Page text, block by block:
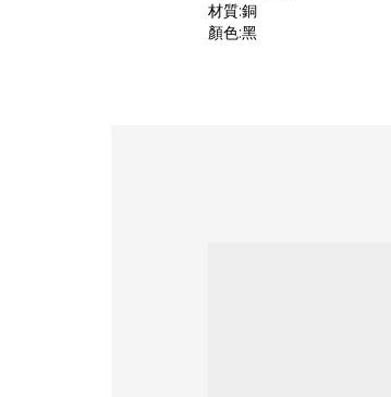
材質:銅
顏色:黑